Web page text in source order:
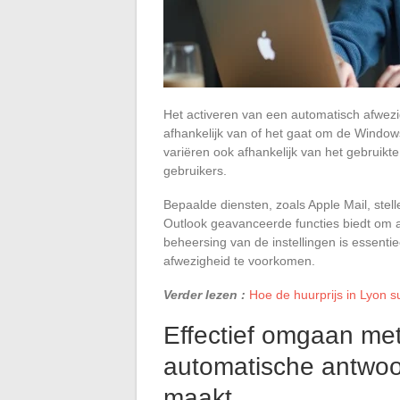
Het activeren van een automatisch
afhankelijk van of het gaat om de
variëren ook afhankelijk van het
gebruikers.
Bepaalde diensten, zoals Apple Mail,
Outlook geavanceerde functies biedt om
beheersing van de instellingen is
afwezigheid te voorkomen.
Verder lezen : Hoe de huurprijs in Lyon
Effectief omgaan
automatische